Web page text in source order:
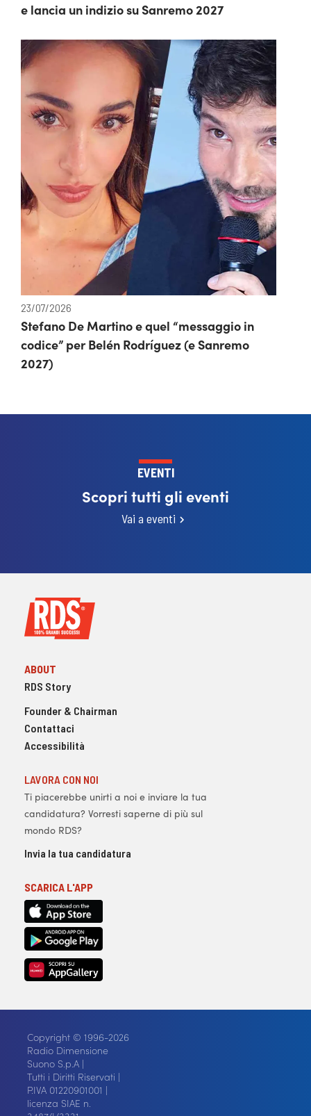
e lancia un indizio su Sanremo 2027
23/07/2026
Stefano De Martino e quel “messaggio in
codice” per Belén Rodríguez (e Sanremo
2027)
EVENTI
Scopri tutti gli eventi
Vai a eventi
ABOUT
RDS Story
Founder & Chairman
Contattaci
Accessibilità
LAVORA CON NOI
Ti piacerebbe unirti a noi e inviare la tua
candidatura? Vorresti saperne di più sul
mondo RDS?
Invia la tua candidatura
SCARICA L'APP
Copyright © 1996-2026
Radio Dimensione
Suono S.p.A |
Tutti i Diritti Riservati |
P.IVA 01220901001 |
licenza SIAE n.